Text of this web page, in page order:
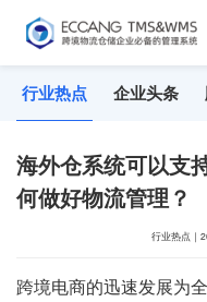
行业热点 企业头条
海外仓系统可以支
何做好物流管理？
行业热点 ｜
跨境电商的迅速发展为